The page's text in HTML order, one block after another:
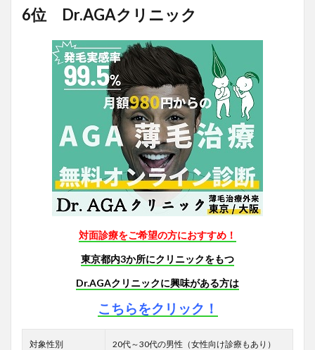
6位 Dr.AGAクリニック
対面診療をご希望の方におすすめ！
東京都内3か所にクリニックをもつ
Dr.AGAクリニックに興味がある方は
こちらをクリック！
対象性別 20代～30代の男性（女性向け診療もあり）